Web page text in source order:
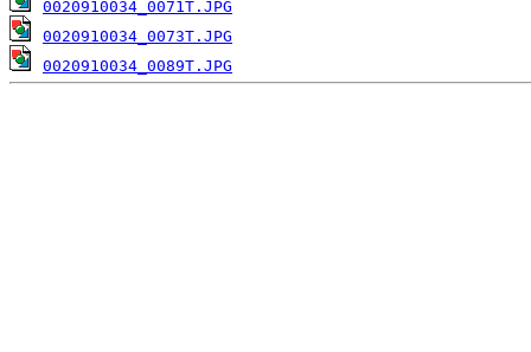
0020910034_0071T.JPG
0020910034_0073T.JPG
0020910034_0089T.JPG